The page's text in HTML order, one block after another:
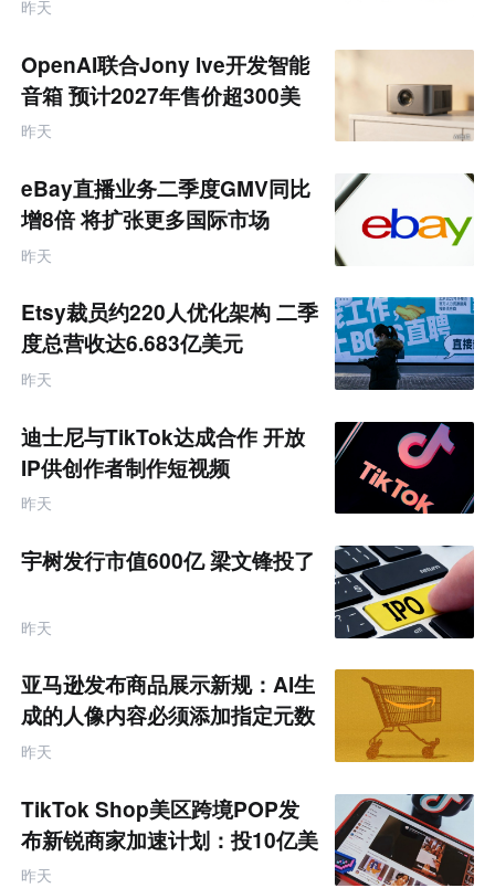
网
昨天
OpenAI联合Jony Ive开发智能
音箱 预计2027年售价超300美
元
昨天
eBay直播业务二季度GMV同比
增8倍 将扩张更多国际市场
昨天
Etsy裁员约220人优化架构 二季
度总营收达6.683亿美元
昨天
迪士尼与TikTok达成合作 开放
IP供创作者制作短视频
昨天
宇树发行市值600亿 梁文锋投了
昨天
亚马逊发布商品展示新规：AI生
成的人像内容必须添加指定元数
据
昨天
TikTok Shop美区跨境POP发
布新锐商家加速计划：投10亿美
金资源帮扶四类商家
昨天